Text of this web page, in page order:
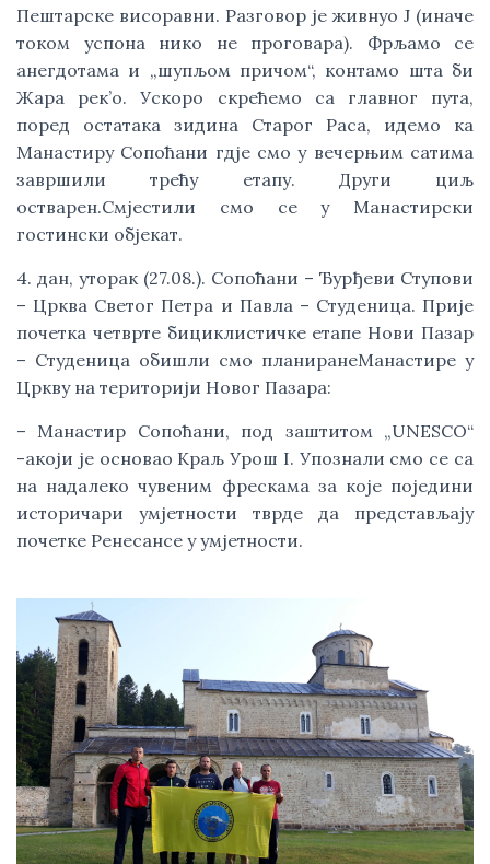
Пештарске висоравни. Разговор је живнуо J (иначе
током успона нико не проговара). Фрљамо се
анегдотама и „шупљом причом“, контамо шта би
Жара рек’о. Ускоро скрећемо са главног пута,
поред остатака зидина Старог Раса, идемо ка
Манастиру Сопоћани гдје смо у вечерњим сатима
завршили трећу етапу. Други циљ
остварен.Смјестили смо се у Манастирски
гостински објекат.
4. дан, уторак (27.08.). Сопоћани – Ђурђеви Ступови
– Црква Светог Петра и Павла – Студеница. Прије
почетка четврте бициклистичке етапе Нови Пазар
– Студеница обишли смо планиранеМанастире у
Цркву на територији Новог Пазара:
– Манастир Сопоћани, под заштитом „UNESCO“
-акоји је основао Краљ Урош I. Упознали смо се са
на надалеко чувеним фрескама за које поједини
историчари умјетности тврде да представљају
почетке Ренесансе у умјетности.